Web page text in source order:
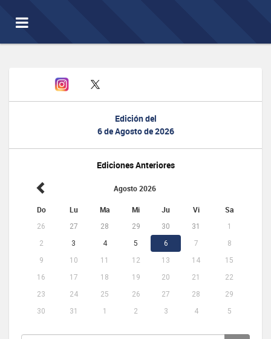
Toggle
navigation
Edición del
6 de Agosto de 2026
Ediciones Anteriores
Agosto 2026
Do Lu Ma Mi Ju Vi Sa
26 27 28 29 30 31
1
2
3 4 5 6 7
8
9
10 11 12 13 14
15
16
17 18 19 20 21
22
23
24 25 26 27 28
29
30
31 1 2 3 4 5